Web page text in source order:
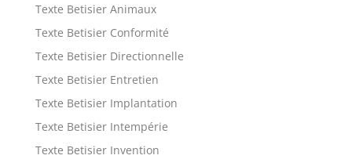
Texte Betisier Animaux
Texte Betisier Conformité
Texte Betisier Directionnelle
Texte Betisier Entretien
Texte Betisier Implantation
Texte Betisier Intempérie
Texte Betisier Invention